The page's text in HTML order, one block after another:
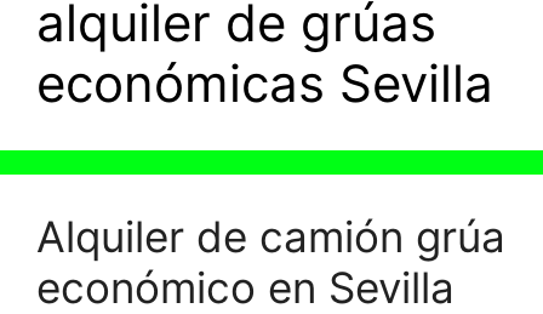
alquiler de grúas
económicas Sevilla
Alquiler de camión grúa
económico en Sevilla